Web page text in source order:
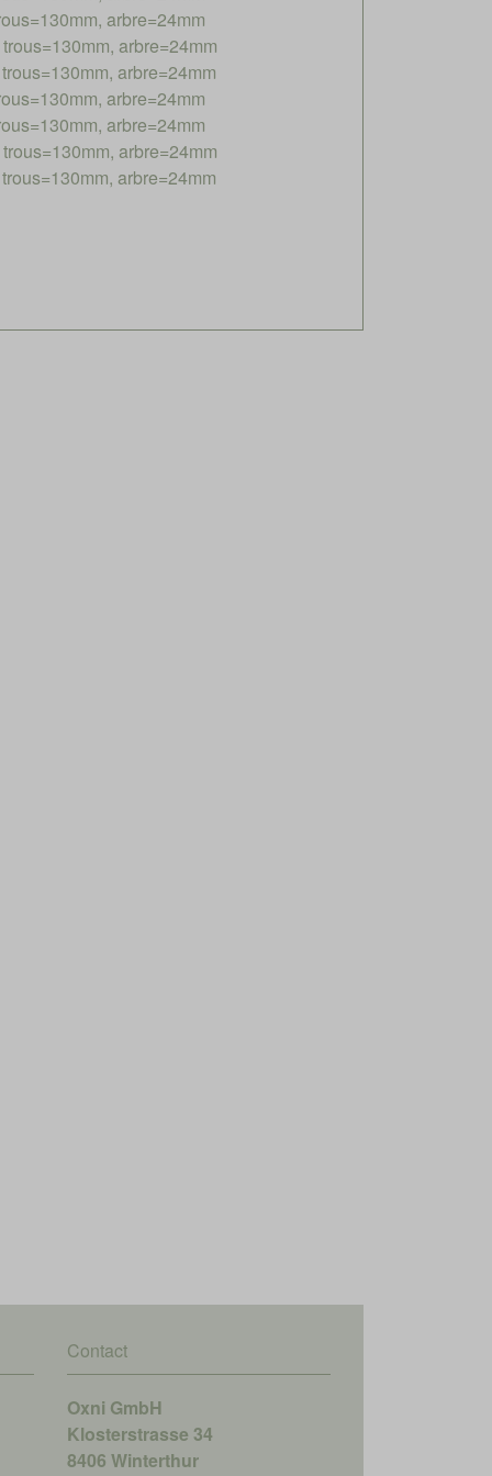
arbre=24mm
arbre=24mm
arbre=24mm
arbre=24mm
arbre=24mm
arbre=24mm
arbre=24mm
Contact
Oxni GmbH
Klosterstrasse 34
8406 Winterthur